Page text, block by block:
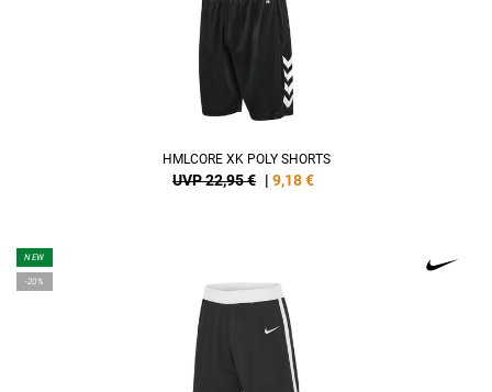
HMLCORE XK POLY SHORTS
UVP 22,95 € | 9,18€
NEW
-20%